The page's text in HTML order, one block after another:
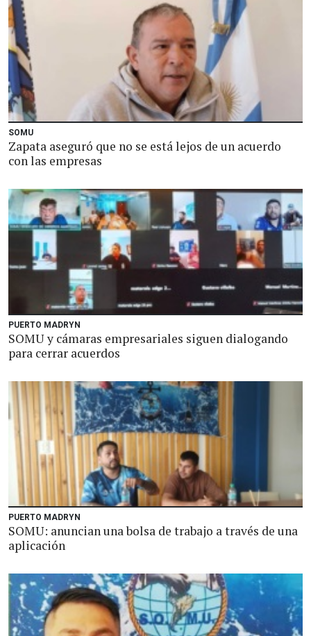
SOMU
Zapata aseguró que no se está lejos de un acuerdo
con las empresas
PUERTO MADRYN
SOMU y cámaras empresariales siguen dialogando
para cerrar acuerdos
PUERTO MADRYN
SOMU: anuncian una bolsa de trabajo a través de una
aplicación